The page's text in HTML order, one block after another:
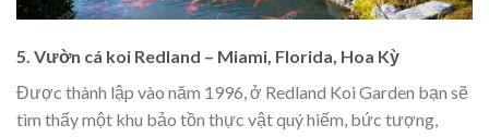
5. Vườn cá koi Redland – Miami, Florida, Hoa Kỳ
Được thành lập vào năm 1996, ở Redland Koi Garden bạn sẽ
tìm thấy một khu bảo tồn thực vật quý hiếm, bức tượng,